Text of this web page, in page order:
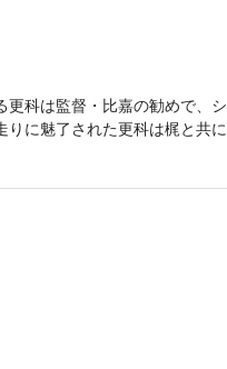
科は監督・比嘉の勧めで、
に魅了された更科は梶と共に